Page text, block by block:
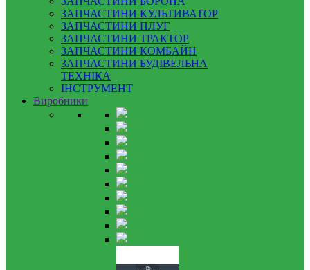
ЗАПЧАСТИНИ КУЛЬТИВАТОР
ЗАПЧАСТИНИ ПЛУГ
ЗАПЧАСТИНИ ТРАКТОР
ЗАПЧАСТИНИ КОМБАЙН
ЗАПЧАСТИНИ БУДІВЕЛЬНА
ТЕХНІКА
ІНСТРУМЕНТ
Виробники